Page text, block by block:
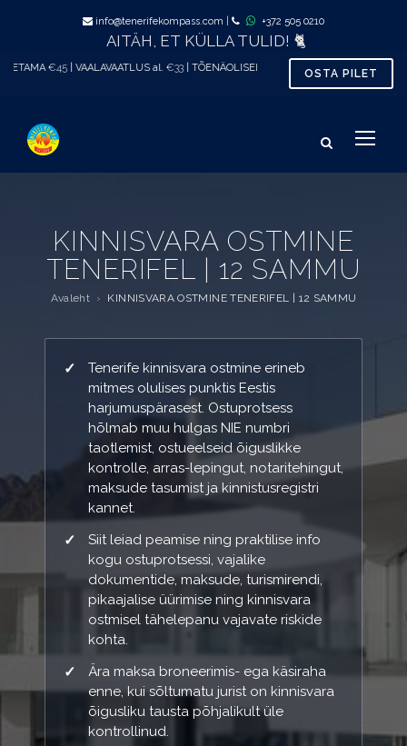
info@tenerifekompass.com +372 505 0210
AITÄH, ET KÜLLA TULID! 🐈
al.€33| TÕENÄOLISELT MUGAVAIM VEEBIPOOD TENERIFELOSTA PILET
KINNISVARA OSTMINE
TENERIFEL | 12 SAMMU
Avaleht › KINNISVARA OSTMINE TENERIFEL | 12 SAMMU
KINNISVARA OSTMINE TENERIFEL
Tenerife kinnisvara ostmine erineb
mitmes olulises punktis Eestis
harjumuspärasest. Ostuprotsess
hõlmab muu hulgas NIE numbri
taotlemist, ostueelseid õiguslikke
kontrolle, arras-lepingut, notaritehingut,
maksude tasumist ja kinnistusregistri
kannet.
Siit leiad peamise ning praktilise info
kogu ostuprotsessi, vajalike
dokumentide, maksude, turismirendi,
pikaajalise üürimise ning kinnisvara
ostmisel tähelepanu vajavate riskide
kohta.
Ära maksa broneerimis- ega käsiraha
enne, kui sõltumatu jurist on kinnisvara
õigusliku tausta põhjalikult üle
kontrollinud.